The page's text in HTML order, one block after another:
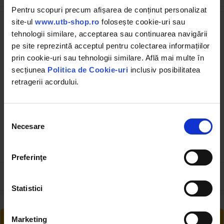
Pentru scopuri precum afișarea de conținut personalizat
site-ul www.utb-shop.ro folosește cookie-uri sau
tehnologii similare, acceptarea sau continuarea navigării
pe site reprezintă acceptul pentru colectarea informațiilor
prin cookie-uri sau tehnologii similare. Află mai multe în
secțiunea Politica de Cookie-uri inclusiv posibilitatea
retragerii acordului.
consimțământului
Necesare
Preferinţe
Statistici
Marketing
DISS66
suruburi) suruburi MN 12V